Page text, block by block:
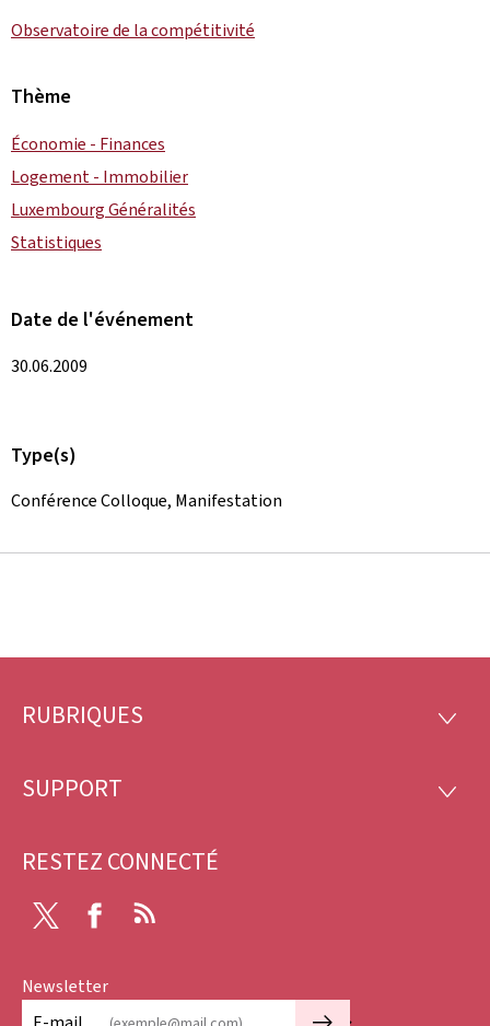
Observatoire de la compétitivité
Thème
Économie - Finances
Logement - Immobilier
Luxembourg Généralités
Statistiques
Date de l'événement
30.06.2009
Type(s)
Conférence Colloque, Manifestation
Pied
page
RUBRIQUES
SUPPORT
RESTEZ CONNECTÉ
Twitter Facebook
Newsletter